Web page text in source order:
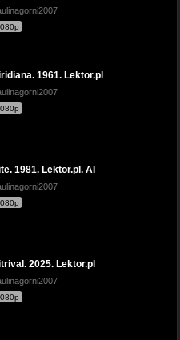
1961. Lektor.pl
1981. Lektor.pl. AI
2025. Lektor.pl